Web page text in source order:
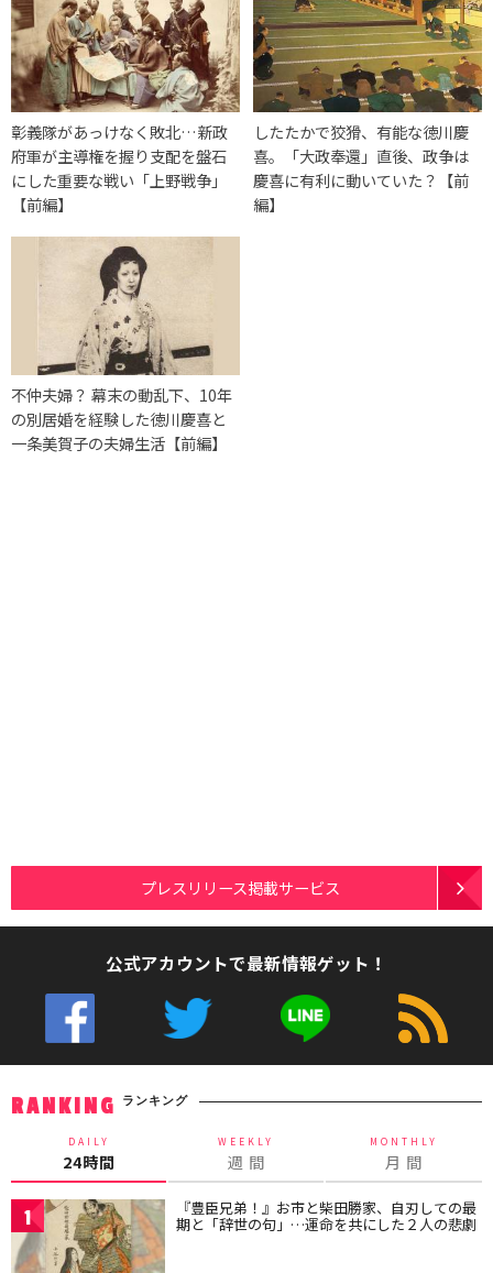
彰義隊があっけなく敗北…新政
府軍が主導権を握り支配を盤石
にした重要な戦い「上野戦争」
【前編】
したたかで狡猾、有能な徳川慶
喜。「大政奉還」直後、政争は
慶喜に有利に動いていた？【前
編】
不仲夫婦？ 幕末の動乱下、10年
の別居婚を経験した徳川慶喜と
一条美賀子の夫婦生活【前編】
プレスリリース掲載サービス
公式アカウントで最新情報ゲット！
RANKING ランキング
DAILY
24時間
WEEKLY
週 間
MONTHLY
月 間
1 『豊臣兄弟！』お市と柴田勝家、自刃しての最
期と「辞世の句」…運命を共にした２人の悲劇